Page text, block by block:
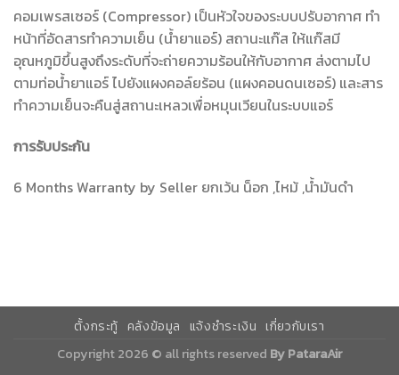
คอมเพรสเซอร์ (Compressor) เป็นหัวใจของระบบปรับอากาศ ทำ
หน้าที่อัดสารทำความเย็น (น้ำยาแอร์) สถานะแก๊ส ให้แก๊สมี
อุณหภูมิขึ้นสูงถึงระดับที่จะถ่ายความร้อนให้กับอากาศ ส่งตามไป
ตามท่อน้ำยาแอร์ ไปยังแผงคอล์ยร้อน (แผงคอนดนเซอร์) และสาร
ทำความเย็นจะคืนสู่สถานะเหลวเพื่อหมุนเวียนในระบบแอร์
การรับประกัน
6 Months Warranty by Seller ยกเว้น น็อก ,ไหม้ ,น้ำมันดำ
ตั้งกระทู้ คลังข้อมูล แจ้งชำระเงิน เกี่ยวกับเรา
Copyright 2026 © all rights reserved By PataraAir